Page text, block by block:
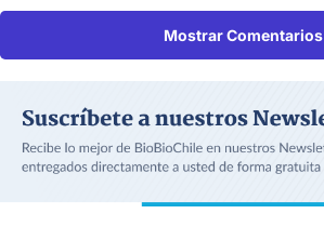
Mostrar Comentarios